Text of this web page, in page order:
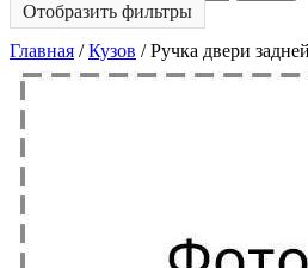
Отобразить фильтры
Главная / Кузов / Ручка двери